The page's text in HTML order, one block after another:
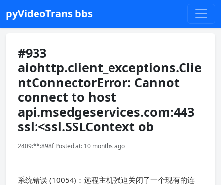
pyVideoTrans bbs
#933
aiohttp.client_exceptions.Clie
ntConnectorError: Cannot
connect to host
api.msedgeservices.com:443
ssl:<ssl.SSLContext ob
2409:**:898f Posted at: 10 months ago
系统错误 (10054)：远程主机强迫关闭了一个现有的连